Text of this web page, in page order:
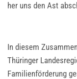
her uns den Ast
In diesem
Thüringer
Familienförderung